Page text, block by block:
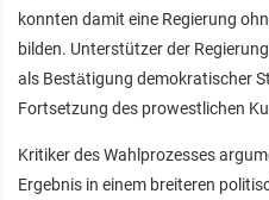
konnten damit eine Regierung
bilden. Unterstützer der
als Bestätigung demokratischer
Fortsetzung des prowestlichen
Kritiker des Wahlprozesses
Ergebnis in einem breiteren